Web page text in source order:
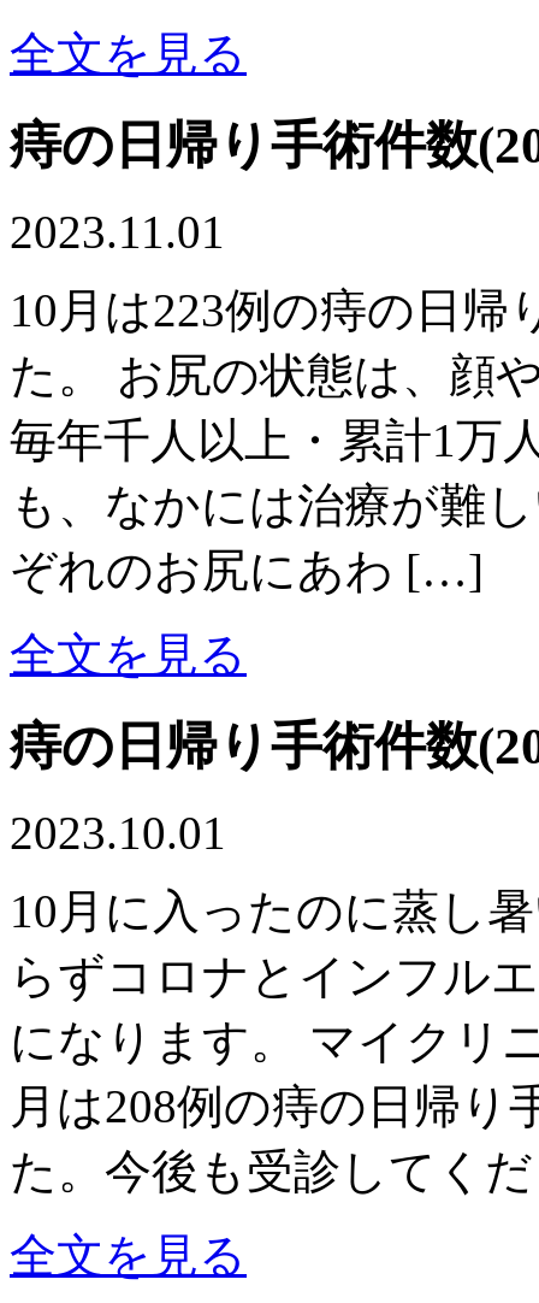
全文を見る
痔の日帰り手術件数
2023.11.01
10月は223例の痔の日
た。 お尻の状態は、顔
毎年千人以上・累計1万
も、なかには治療が難
ぞれのお尻にあわ […]
全文を見る
痔の日帰り手術件数
2023.10.01
10月に入ったのに蒸し
らずコロナとインフル
になります。 マイクリ
月は208例の痔の日帰
た。今後も受診してく
全文を見る